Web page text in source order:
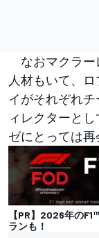
なおマクラー
人材もいて、
イがそれぞれ
ィレクターと
ゼにとっては再
【PR】2026年の
ランも！